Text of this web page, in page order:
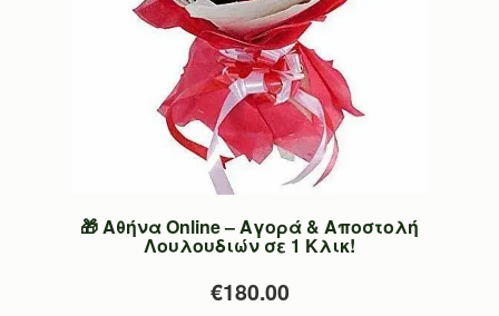
🎁 Αθήνα Online – Αγορά & Αποστολή
Λουλουδιών σε 1 Κλικ!
€180.00